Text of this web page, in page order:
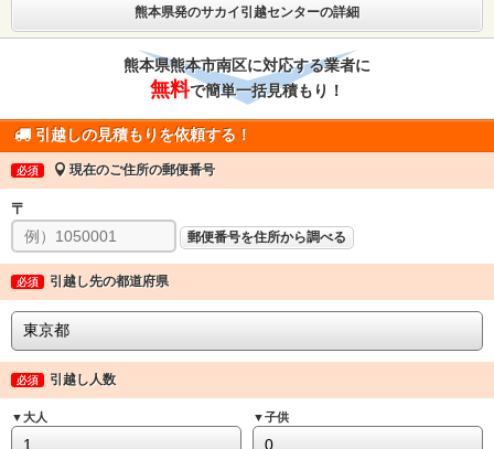
熊本県発のサカイ引越センターの詳細
熊本県熊本市南区に対応する業者に
無料で簡単一括見積もり！
引越しの見積もりを依頼する！
必須 現在のご住所の郵便番号
〒
郵便番号を住所から調べる
必須 引越し先の都道府県
必須 引越し人数
▼大人 ▼子供